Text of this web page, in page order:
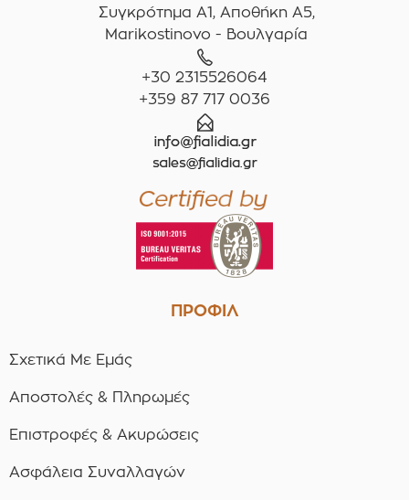
Συγκρότημα A1, Αποθήκη Α5,
Marikostinovo - Βουλγαρία
+30 2315526064
+359 87 717 0036
ΠΡΟΦΙΛ
Σχετικά Με Εμάς
Αποστολές & Πληρωμές
Επιστροφές & Ακυρώσεις
Ασφάλεια Συναλλαγών